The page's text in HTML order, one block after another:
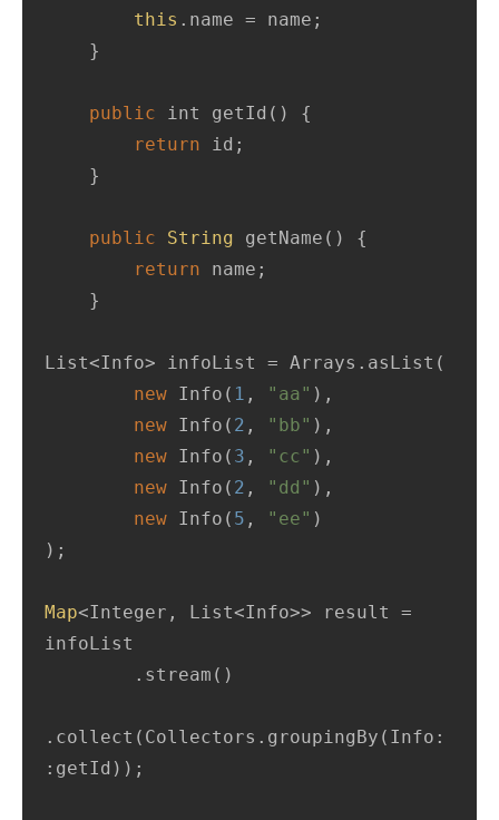
this .name = name;
public int getId ( )
{
return id;
public String getName ( )
{
return name;
List<Info> infoList = Arrays.asList(
new Info( 1 , "aa" ),
new Info( 2 , "bb" ),
new Info( 3 , "cc" ),
new Info( 2 , "dd" ),
new Info( 5 , "ee" )
);
Map<Integer, List<Info>> result =
infoList
.collect(Collectors.groupingBy(Info:
:getId));